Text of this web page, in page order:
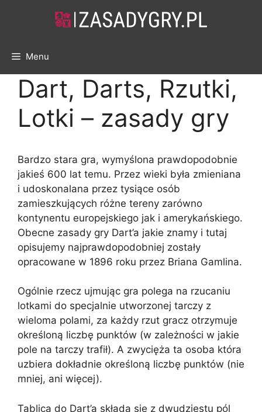
Menu
Dart, Darts, Rzutki,
Lotki – zasady gry
Bardzo stara gra, wymyślona prawdopodobnie
jakieś 600 lat temu. Przez wieki była zmieniana
i udoskonalana przez tysiące osób
zamieszkujących różne tereny zarówno
kontynentu europejskiego jak i amerykańskiego.
Obecne zasady gry Dart’a jakie znamy i tutaj
opisujemy najprawdopodobniej zostały
opracowane w 1896 roku przez Briana Gamlina.
Ogólnie rzecz ujmując gra polega na rzucaniu
lotkami do specjalnie utworzonej tarczy z
wieloma polami, za każdy rzut gracz otrzymuje
określoną liczbę punktów (w zależności w jakie
pole na tarczy trafił). A zwycięża ta osoba która
uzbiera dokładnie określoną liczbę punktów (nie
mniej, ani więcej).
Tablica do Dart’a składa się z dwudziestu pól